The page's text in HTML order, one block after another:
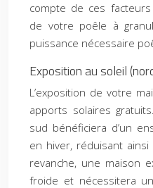
compte de ces
de votre poêle à
puissance nécessaire
Exposition au soleil
L’exposition de votre
apports solaires
sud bénéficiera d’un
en hiver, réduisant
revanche, une maison
froide et nécessitera